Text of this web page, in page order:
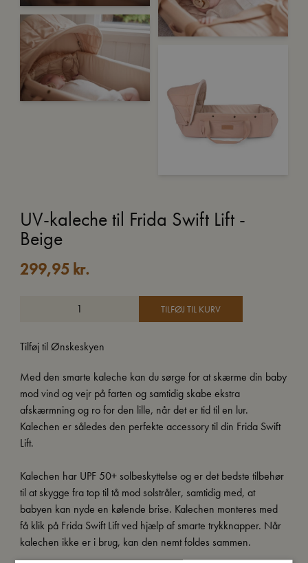
UV-kaleche til Frida Swift Lift -
Beige
299,95 kr.
TILFØJ TIL KURV
Tilføj til Ønskeskyen
Med den smarte kaleche kan du sørge for at skærme din baby
mod vind og vejr på farten og samtidig skabe ekstra
afskærmning og ro for den lille, når det er tid til en lur.
Kalechen er således den perfekte accessory til din Frida Swift
Lift.
Kalechen har UPF 50+ solbeskyttelse og er det bedste tilbehør
til at skygge fra top til tå mod solstråler, samtidig med, at
babyen kan nyde en kølende brise. Kalechen monteres med
få klik på Frida Swift Lift ved hjælp af smarte trykknapper. Når
kalechen ikke er i brug, kan den nemt foldes sammen.